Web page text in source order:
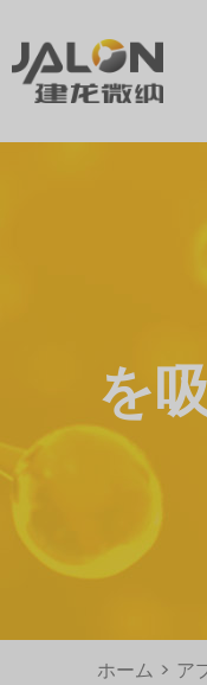
を
ホーム > ア